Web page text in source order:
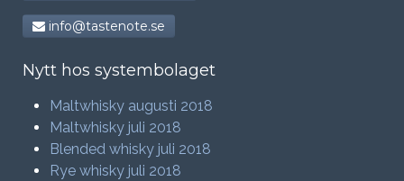
info@tastenote.se
Nytt hos systembolaget
Maltwhisky augusti 2018
Maltwhisky juli 2018
Blended whisky juli 2018
Rye whisky juli 2018